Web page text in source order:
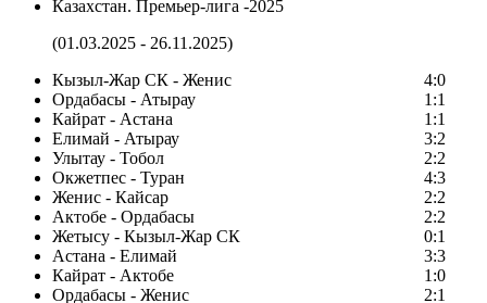
Казахстан. Премьер-лига -2025
(01.03.2025 - 26.11.2025)
Кызыл-Жар СК - Женис
4:0
Ордабасы - Атырау
1:1
Кайрат - Астана
1:1
Елимай - Атырау
3:2
Улытау - Тобол
2:2
Окжетпес - Туран
4:3
Женис - Кайсар
2:2
Актобе - Ордабасы
2:2
Жетысу - Кызыл-Жар СК
0:1
Астана - Елимай
3:3
Кайрат - Актобе
1:0
Ордабасы - Женис
2:1